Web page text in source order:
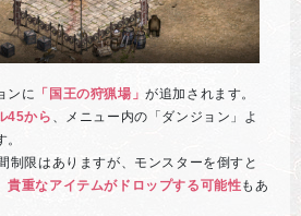
ンに 「国王の狩猟場」が追加されます。
45から 、メニュー内の「ダンジョン」よ
制限はありますが、モンスターを倒すと
貴重なアイテムがドロップする可能性もあ